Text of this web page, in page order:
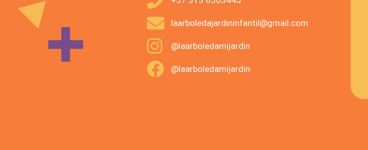
laarboledajardininfantil@gmail.com
@laarboledamijardin
@laarboledamijardin